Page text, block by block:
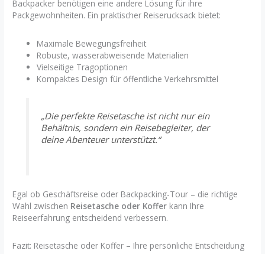
Backpacker benötigen eine andere Lösung für ihre
Packgewohnheiten. Ein praktischer Reiserucksack bietet:
Maximale Bewegungsfreiheit
Robuste, wasserabweisende Materialien
Vielseitige Tragoptionen
Kompaktes Design für öffentliche Verkehrsmittel
„Die perfekte Reisetasche ist nicht nur ein
Behältnis, sondern ein Reisebegleiter, der
deine Abenteuer unterstützt.“
Egal ob Geschäftsreise oder Backpacking-Tour – die richtige
Wahl zwischen Reisetasche oder Koffer kann Ihre
Reiseerfahrung entscheidend verbessern.
Fazit: Reisetasche oder Koffer – Ihre persönliche Entscheidung